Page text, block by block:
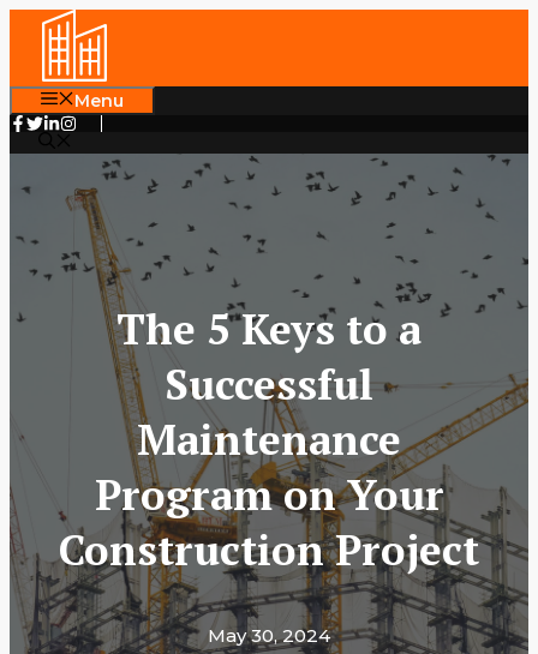
Skip
content
Menu
The 5 Keys to a
Successful
Maintenance
Program on Your
Construction Project
May 30, 2024